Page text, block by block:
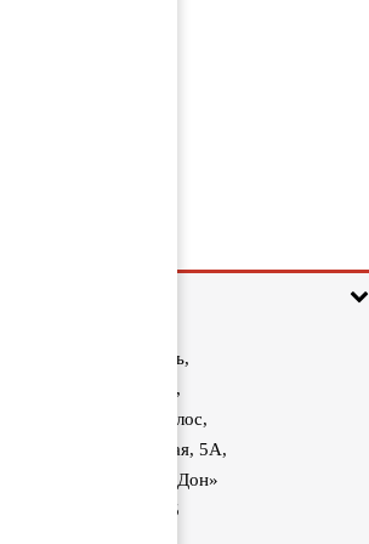
Ростовская область,
Аксайский район,
поселок Красный Колос,
улица Производственная, 5А,
1040 км трассы М-4 «Дон»
8 (800) 222-60-05